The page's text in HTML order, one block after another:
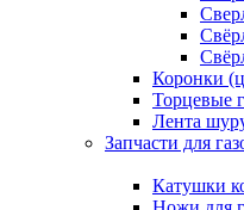
Коронки
Торцевые
Лента
Запчасти для
Катушки